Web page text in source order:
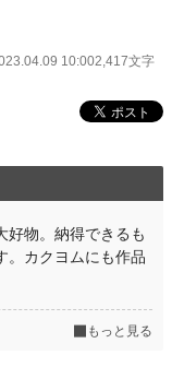
10:002,417文字
好物。納得できるも
。カクヨムにも作品
もっと見る